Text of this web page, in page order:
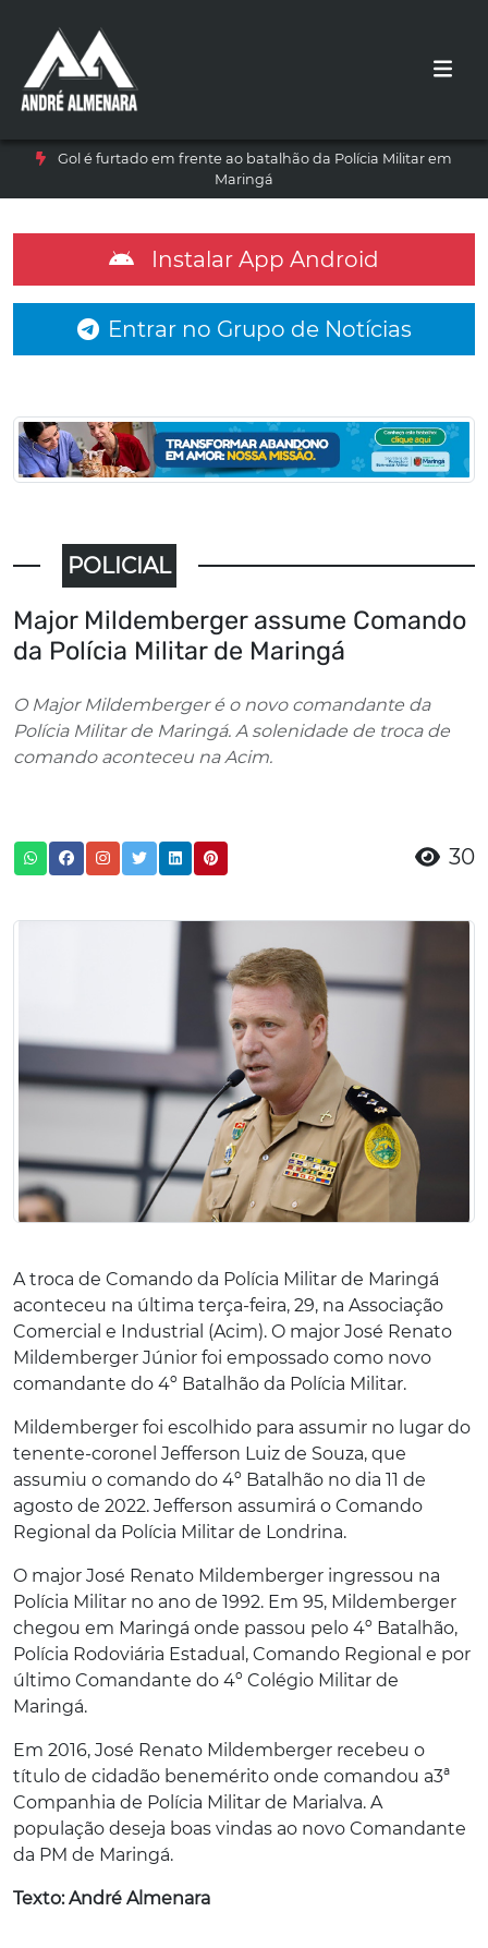
Gol é furtado em frente ao batalhão da Polícia Militar em
Maringá
Instalar App Android
Entrar no Grupo de Notícias
POLICIAL
Major Mildemberger assume Comando
da Polícia Militar de Maringá
O Major Mildemberger é o novo comandante da
Polícia Militar de Maringá. A solenidade de troca de
comando aconteceu na Acim.
30
A troca de Comando da Polícia Militar de Maringá
aconteceu na última terça-feira, 29, na Associação
Comercial e Industrial (Acim). O major José Renato
Mildemberger Júnior foi empossado como novo
comandante do 4º Batalhão da Polícia Militar.
Mildemberger foi escolhido para assumir no lugar do
tenente-coronel Jefferson Luiz de Souza, que
assumiu o comando do 4º Batalhão no dia 11 de
agosto de 2022. Jefferson assumirá o Comando
Regional da Polícia Militar de Londrina.
O major José Renato Mildemberger ingressou na
Polícia Militar no ano de 1992. Em 95, Mildemberger
chegou em Maringá onde passou pelo 4º Batalhão,
Polícia Rodoviária Estadual, Comando Regional e por
último Comandante do 4º Colégio Militar de
Maringá.
Em 2016, José Renato Mildemberger recebeu o
título de cidadão benemérito onde comandou a3ª
Companhia de Polícia Militar de Marialva. A
população deseja boas vindas ao novo Comandante
da PM de Maringá.
Texto: André Almenara